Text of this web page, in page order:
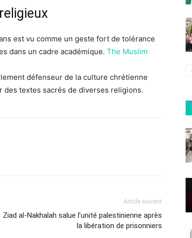
est vu comme un geste fort de tolérance
dans un cadre académique. The Muslim
défenseur de la culture chrétienne
des textes sacrés de diverses religions.
Article suivant
Ziad al-Nakhalah salue l’unité palestinienne après
la libération de prisonniers